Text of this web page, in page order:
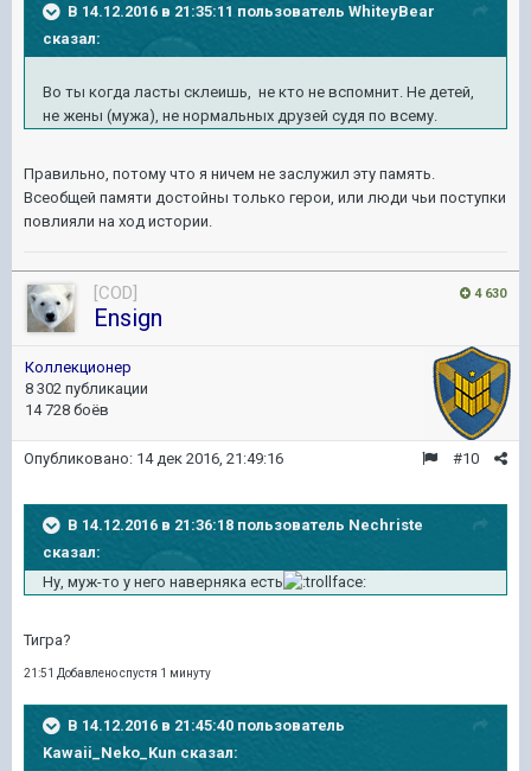
В 14.12.2016 в 21:35:11 пользователь WhiteyBear
сказал:
Во ты когда ласты склеишь, не кто не вспомнит. Не детей,
не жены (мужа), не нормальных друзей судя по всему.
Правильно, потому что я ничем не заслужил эту память.
Всеобщей памяти достойны только герои, или люди чьи поступки
повлияли на ход истории.
4 630
[COD]
Ensign
Коллекционер
8 302 публикации
14 728 боёв
#10
Опубликовано: 14 дек 2016, 21:49:16
В 14.12.2016 в 21:36:18 пользователь Nechriste
сказал:
Ну, муж-то у него наверняка есть
Тигра?
21:51 Добавлено спустя 1 минуту
В 14.12.2016 в 21:45:40 пользователь
Kawaii_Neko_Kun сказал: